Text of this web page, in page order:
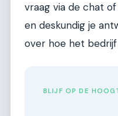
vraag via de chat
en deskundig je
over hoe het
BLIJF OP DE